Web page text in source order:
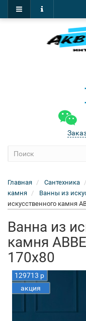
Главная Сантехника
камня
Ванны из
искусственного камня
Ванна из
камня
170x80
129713 р
акция